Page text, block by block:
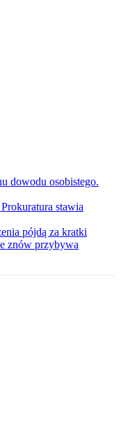
dowodu osobistego.
stawia
pójdą za kratki
znów przybywa